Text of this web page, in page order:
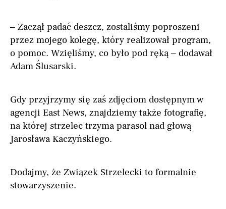
– Zaczął padać deszcz, zostaliśmy poproszeni
przez mojego kolegę, który realizował program,
o pomoc. Wzięliśmy, co było pod ręką – dodawał
Adam Ślusarski.
Gdy przyjrzymy się zaś zdjęciom dostępnym w
agencji East News, znajdziemy także fotografię,
na której strzelec trzyma parasol nad głową
Jarosława Kaczyńskiego.
Dodajmy, że Związek Strzelecki to formalnie
stowarzyszenie.